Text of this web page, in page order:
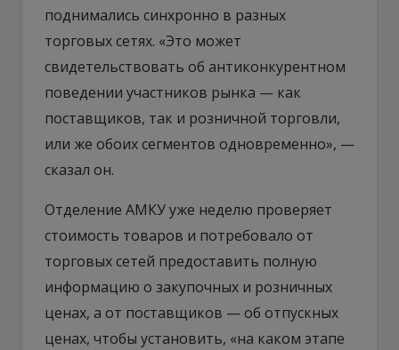
поднимались синхронно в разных
торговых сетях. «Это может
свидетельствовать об антиконкурентном
поведении участников рынка — как
поставщиков, так и розничной торговли,
или же обоих сегментов одновременно», —
сказал он.
Отделение АМКУ уже неделю проверяет
стоимость товаров и потребовало от
торговых сетей предоставить полную
информацию о закупочных и розничных
ценах, а от поставщиков — об отпускных
ценах, чтобы установить, «на каком этапе